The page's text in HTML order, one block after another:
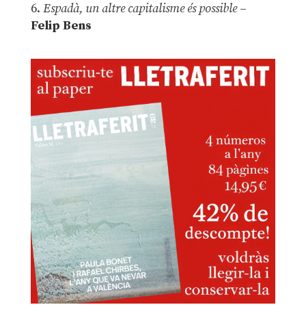
6. Espadà, un altre capitalisme és possible –
Felip Bens